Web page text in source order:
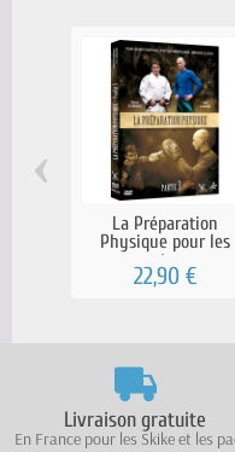
La Préparation
Physique pour les
arts...
22,90 €
‹
Livraison gratuite
En France pour les Skike et les